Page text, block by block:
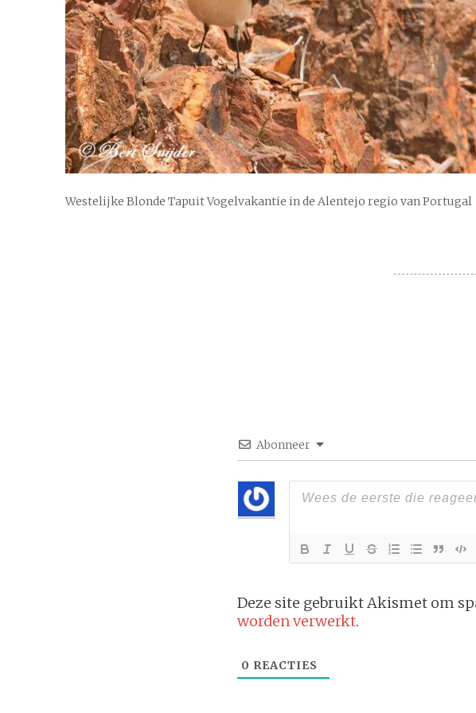
Westelijke Blonde Tapuit Vogelvakantie in de Alentejo regio van Portugal
Abonneer
Deze site gebruikt Akismet om
worden verwerkt.
0 REACTIES